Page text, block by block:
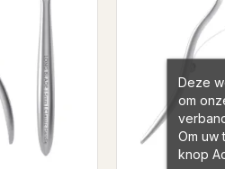
Deze
om
Om uw
knop